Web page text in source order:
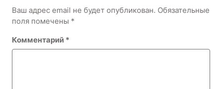
Ваш адрес email не будет опубликован. Обязательные
поля помечены *
Комментарий *